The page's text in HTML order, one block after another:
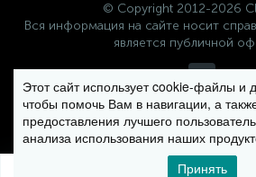
0
© Copyright 2012-2026
Вся информация на сайте носит
является публичной
Политика компании в отношении
данных
Этот сайт использует cookie-файлы и
чтобы помочь Вам в навигации, а
предоставления лучшего
анализа использования наших
Принять